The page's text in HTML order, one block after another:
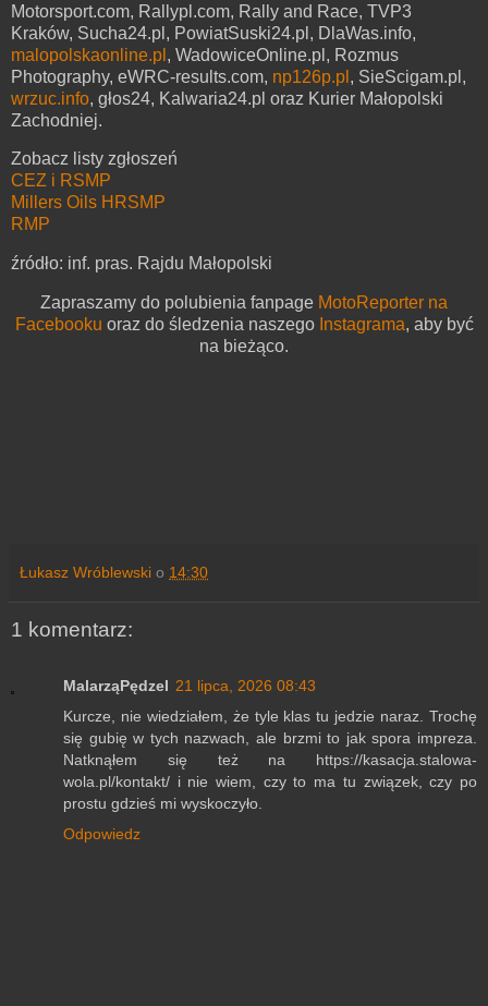
Motorsport.com, Rallypl.com, Rally and Race, TVP3
Kraków, Sucha24.pl, PowiatSuski24.pl, DlaWas.info,
malopolskaonline.pl , WadowiceOnline.pl, Rozmus
Photography, eWRC-results.com, np126p.pl , SieScigam.pl,
wrzuc.info, głos24, Kalwaria24.pl oraz Kurier Małopolski
Zachodniej.
Zobacz listy zgłoszeń
CEZ i RSMP
Millers Oils HRSMP
RMP
źródło: inf. pras. Rajdu Małopolski
Zapraszamy do polubienia fanpage MotoReporter na
Facebooku oraz do śledzenia naszego Instagrama, aby być
na bieżąco.
Łukasz Wróblewski o 14:30
1 komentarz:
MalarząPędzel 21 lipca, 2026 08:43
Kurcze, nie wiedziałem, że tyle klas tu jedzie naraz. Trochę
się gubię w tych nazwach, ale brzmi to jak spora impreza.
Natknąłem się też na https://kasacja.stalowa-
wola.pl/kontakt/ i nie wiem, czy to ma tu związek, czy po
prostu gdzieś mi wyskoczyło.
Odpowiedz